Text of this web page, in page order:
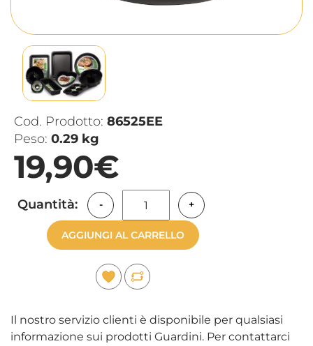
Cod. Prodotto: 86525EE
Peso: 0.29 kg
19,90€
Quantità: - +
AGGIUNGI AL CARRELLO
Il nostro servizio clienti è disponibile per qualsiasi
informazione sui prodotti Guardini. Per contattarci